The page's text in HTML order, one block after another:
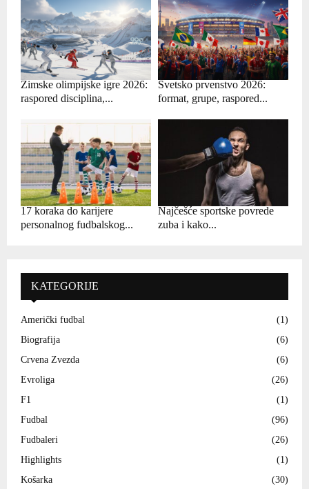
Zimske olimpijske igre 2026:
raspored disciplina,...
Svetsko prvenstvo 2026:
format, grupe, raspored...
17 koraka do karijere
personalnog fudbalskog...
Najčešće sportske povrede
zuba i kako...
KATEGORIJE
Američki fudbal
(1)
Biografija
(6)
Crvena Zvezda
(6)
Evroliga
(26)
F1
(1)
Fudbal
(96)
Fudbaleri
(26)
Highlights
(1)
Košarka
(30)